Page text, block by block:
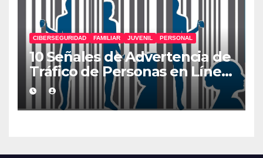
CIBERSEGURIDAD FAMILIAR JUVENIL PERSONAL
10 Señales de Advertencia de
Tráfico de Personas en Línea
que Deberías Conocer